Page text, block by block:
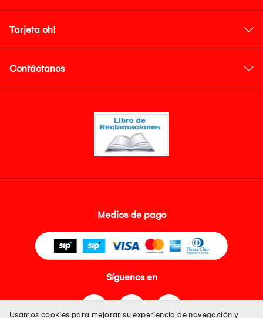
Tarjeta oh!
Contáctanos
Medios de pago
Síguenos en
Usamos cookies para mejorar su experiencia de navegación y